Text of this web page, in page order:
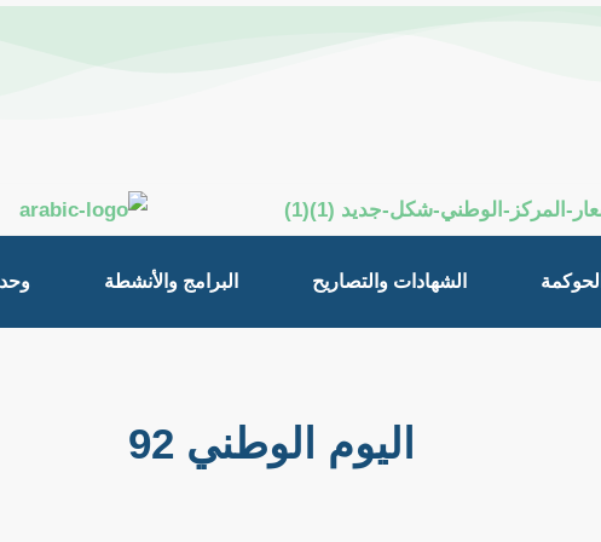
الحوكمة الشهادات والتصاريح البرامج والأنشطة
اليوم الوطني 92